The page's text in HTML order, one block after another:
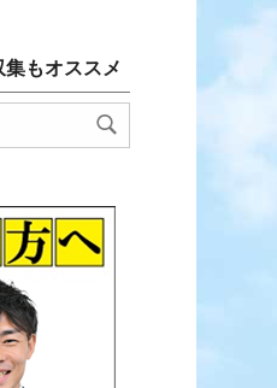
もオススメ